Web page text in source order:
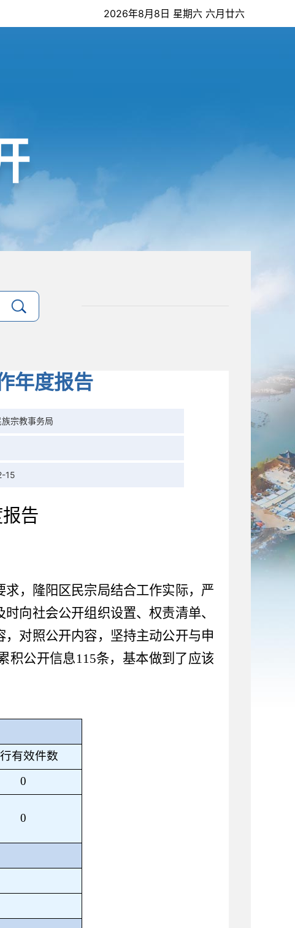
2026年8月8日 星期六 六月廿六
年度报告
宗教事务局
15
告
，隆阳区民宗局结合工作实际，严
向社会公开组织设置、权责清单、
对照公开内容，坚持主动公开与申
积公开信息115条，基本做到了应该
有效件数
0
0